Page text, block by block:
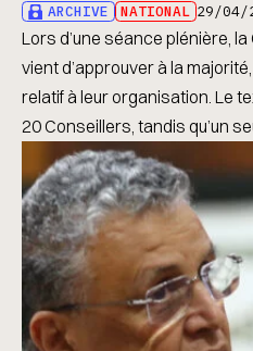
ARCHIVE NATIONAL 29/04/
Lors d’une séance plénière,
vient d’approuver à la
relatif à leur organisation. Le
20 Conseillers, tandis qu’un